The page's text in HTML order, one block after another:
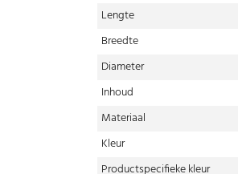
Lengte
Breedte
Diameter
Inhoud
Materiaal
Kleur
Productspecifieke kleur